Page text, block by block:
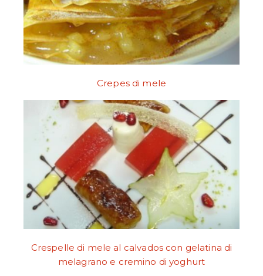
Crepes di mele
Crespelle di mele al calvados con gelatina di
melagrano e cremino di yoghurt